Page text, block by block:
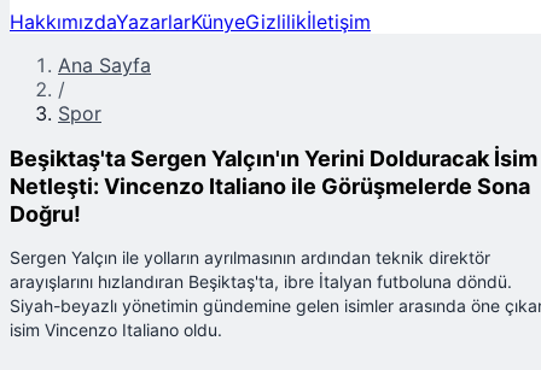
HakkımızdaYazarlarKünyeGizlilikİletişim
Ana Sayfa
/
Spor
Beşiktaş'ta Sergen Yalçın'ın Yerini Dolduracak İsim
Netleşti: Vincenzo Italiano ile Görüşmelerde Sona
Doğru!
Sergen Yalçın ile yolların ayrılmasının ardından teknik direktör
arayışlarını hızlandıran Beşiktaş'ta, ibre İtalyan futboluna döndü.
Siyah-beyazlı yönetimin gündemine gelen isimler arasında öne
isim Vincenzo Italiano oldu.